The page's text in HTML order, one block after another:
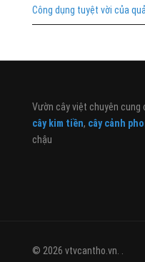
Công dụng tuyệt vời của
Vườn cây việt chuyên cung
cây kim tiền, cây cảnh
chậu
© 2026 vtvcantho.vn. .